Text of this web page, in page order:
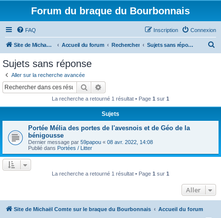
Forum du braque du Bourbonnais
FAQ Connexion
Inscription
Site de Michaël Comte sur le braque du Bourbonnais Accueil du forum Rechercher Sujets sans réponse
Sujets sans réponse
Aller sur la recherche avancée
Rechercher
La recherche a retourné 1 résultat • Page 1 sur 1
Sujets
Portée Mélia des portes de l'avesnois et de Géo de la
bénigousse
Dernier message par 59papou « 08 avr. 2022, 14:08
Publié dans Portées / Litter
La recherche a retourné 1 résultat • Page 1 sur 1
Aller
Site de Michaël Comte sur le braque du Bourbonnais Accueil du forum